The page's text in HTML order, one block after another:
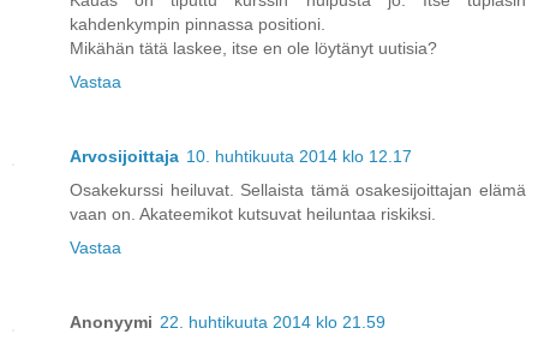
kahdenkympin pinnassa positioni.
Mikähän tätä laskee, itse en ole löytänyt uutisia?
Vastaa
Arvosijoittaja 10. huhtikuuta 2014 klo 12.17
Osakekurssi heiluvat. Sellaista tämä osakesijoittajan elämä
vaan on. Akateemikot kutsuvat heiluntaa riskiksi.
Vastaa
Anonyymi 22. huhtikuuta 2014 klo 21.59